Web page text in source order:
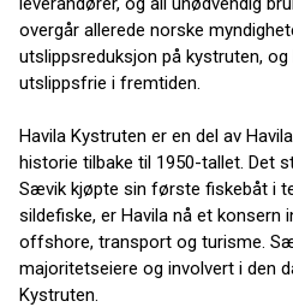
overgår allerede norske
utslippsreduksjon på kystruten,
utslippsfrie i fremtiden.
Havila Kystruten er en del av
historie tilbake til 1950-tallet. Det
Sævik kjøpte sin første fiskebåt i
sildefiske, er Havila nå et konsern
offshore, transport og turisme.
majoritetseiere og involvert i den
Kystruten.